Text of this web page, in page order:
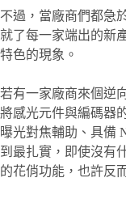
不過，當廠商們都急
就了每一家端出的新
特色的現象。
若有一家廠商來個逆
將感光元件與編碼器
曝光對焦輔助、具備
到最扎實，即使沒有
的花俏功能，也許反